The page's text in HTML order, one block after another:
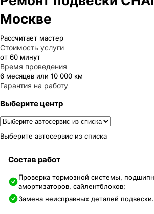
Москве
Рассчитает мастер
Стоимость услуги
от 60 минут
Время проведения
6 месяцев или 10 000 км
Гарантия на работу
Выберите центр
Выберите автосервис из списка
Состав работ
Проверка тормозной системы,
амортизаторов, сайлентблоков;
Замена неисправных деталей подвески.